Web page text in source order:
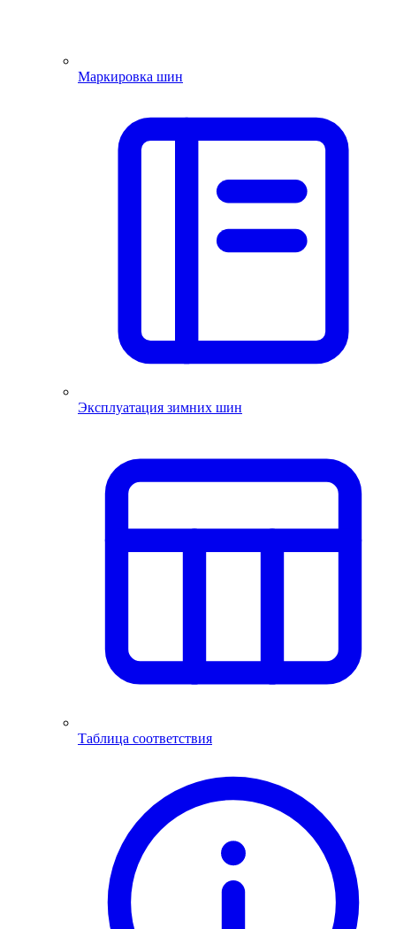
Маркировка шин
Эксплуатация зимних шин
Таблица соответствия